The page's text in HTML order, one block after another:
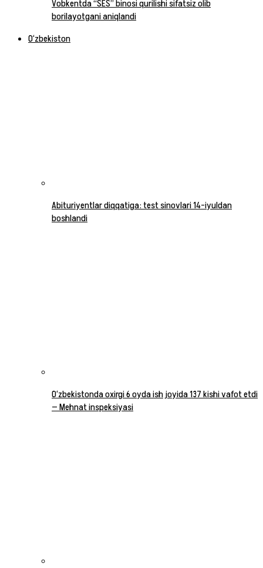
Vobkentda “SES” binosi qurilishi sifatsiz olib
borilayotgani aniqlandi
O‘zbekiston
Abituriyentlar diqqatiga: test sinovlari 14-iyuldan
boshlandi
O‘zbekistonda oxirgi 6 oyda ish joyida 137 kishi vafot etdi
— Mehnat inspeksiyasi